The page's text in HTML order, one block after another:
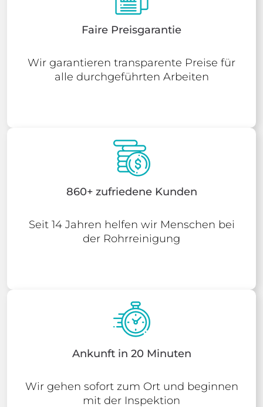
Faire Preisgarantie
Wir garantieren transparente Preise für
alle durchgeführten Arbeiten
860+ zufriedene Kunden
Seit 14 Jahren helfen wir Menschen bei
der Rohrreinigung
Ankunft in 20 Minuten
Wir gehen sofort zum Ort und beginnen
mit der Inspektion